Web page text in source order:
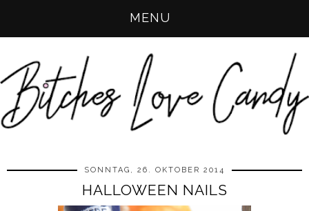
MENU
SONNTAG, 26. OKTOBER 2014
HALLOWEEN NAILS